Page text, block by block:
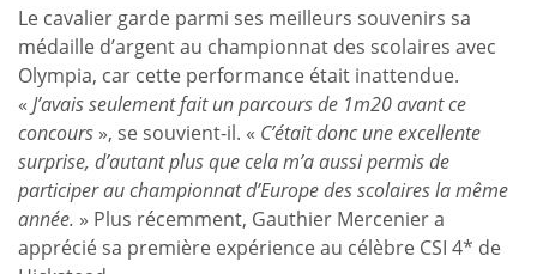
Le cavalier garde parmi ses meilleurs souvenirs sa
médaille d’argent au championnat des scolaires avec
Olympia, car cette performance était inattendue.
« J’avais seulement fait un parcours de 1m20 avant ce
concours », se souvient-il. « C’était donc une excellente
surprise, d’autant plus que cela m’a aussi permis de
participer au championnat d’Europe des scolaires la même
année. » Plus récemment, Gauthier Mercenier a
apprécié sa première expérience au célèbre CSI 4* de